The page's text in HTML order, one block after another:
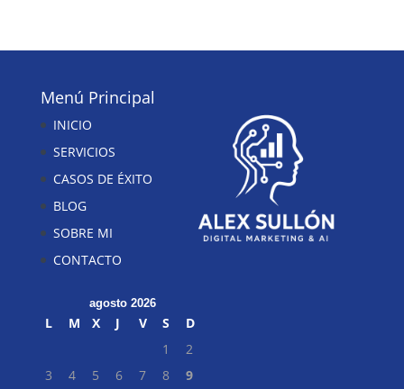
Menú Principal
INICIO
SERVICIOS
CASOS DE ÉXITO
BLOG
SOBRE MI
CONTACTO
agosto 2026
L M X J V S
D
1
2
3
4 5 6 7 8
9